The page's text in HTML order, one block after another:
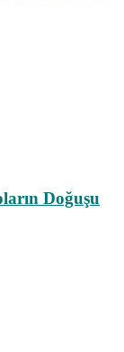
Doğuşu